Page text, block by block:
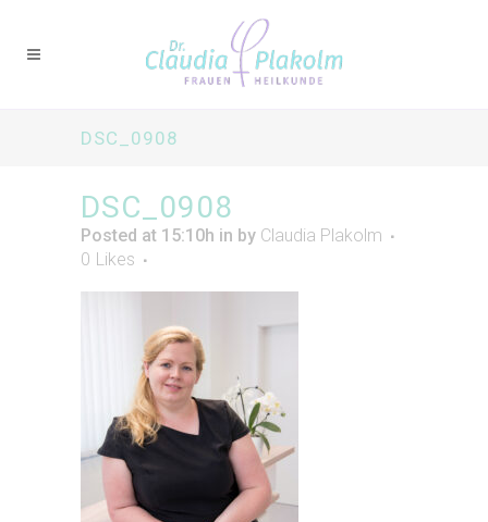
DSC_0908
DSC_0908
Posted at 15:10h in by Claudia Plakolm
0 Likes